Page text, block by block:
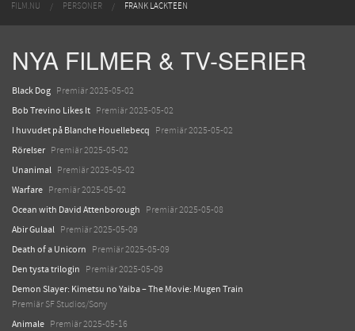
FILM.NU PERSONER FRANK LACKTEEN
NYA FILMER & TV-SERIER
Black Dog Premiär 2025-05-02
Bob Trevino Likes It Premiär 2025-05-02
I huvudet på Blanche Houellebecq Premiär 2025-05-02
Rörelser Premiär 2025-05-02
Unanimal Premiär 2025-05-02
Warfare Premiär 2025-05-02
Ocean with David Attenborough Premiär 2025-05-08
Abir Gulaal Premiär 2025-05-09
Death of a Unicorn Premiär 2025-05-09
Den tysta trilogin Premiär 2025-05-09
Demon Slayer: Kimetsu no Yaiba – The Movie: Mugen Train
Premiär SF Studios/Sony
Animale Premiär 2025-05-16